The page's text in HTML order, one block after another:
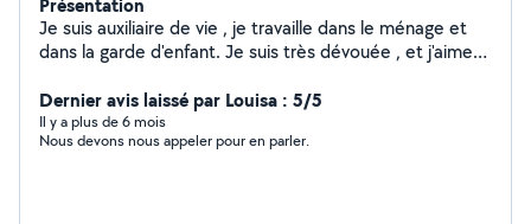
Je suis auxiliaire de vie , je travaille dans le ménage et
dans la garde d'enfant. Je suis très dévouée , et j'aime
entrepreneuse.
Dernier avis laissé par Louisa : 5/5
Il y a plus de 6 mois
Nous devons nous appeler pour en parler.